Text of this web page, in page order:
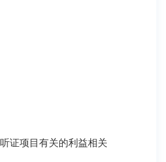
证项目有关的利益相关